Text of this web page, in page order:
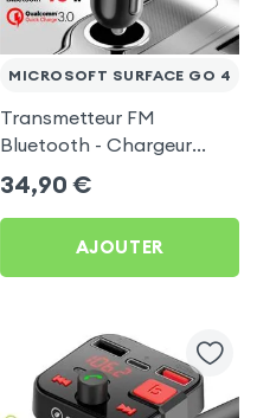
MICROSOFT SURFACE GO 4
Transmetteur FM
Bluetooth - Chargeur
Voiture USB C + USB -
Swissten
34,90 €
AJOUTER